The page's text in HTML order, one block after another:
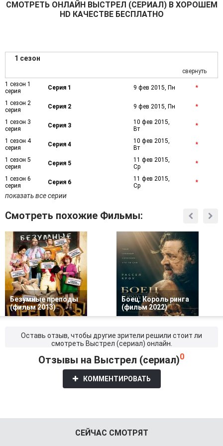
СМОТРEТЬ ОНЛАЙН ВЫСТРЕЛ (СЕРИАЛ) В ХОРОШЕМ
HD КАЧЕСТВЕ БЕСПЛАТНО
1 сезон
свернуть
1 сезон 1
серия
Серия 1 9 фев 2015, Пн *
1 сезон 2
серия
Серия 2 9 фев 2015, Пн *
1 сезон 3
серия
Серия 3
10 фев 2015,
Вт
*
1 сезон 4
серия
Серия 4
10 фев 2015,
Вт
*
1 сезон 5
серия
Серия 5
11 фев 2015,
Ср
*
1 сезон 6
серия
Серия 6
11 фев 2015,
Ср
*
показать все серии
Смотреть похожие Фильмы:
Безумные преподы
(фильм 2013)
Боец: Король ринга
(фильм 2022)
Оставь отзыв, чтобы другие зрители решили стоит ли
смотреть Выстрел (сериал) онлайн.
Отзывы на Выстрел (сериал)0
КОММЕНТИРОВАТЬ
СЕЙЧАС СМОТРЯТ